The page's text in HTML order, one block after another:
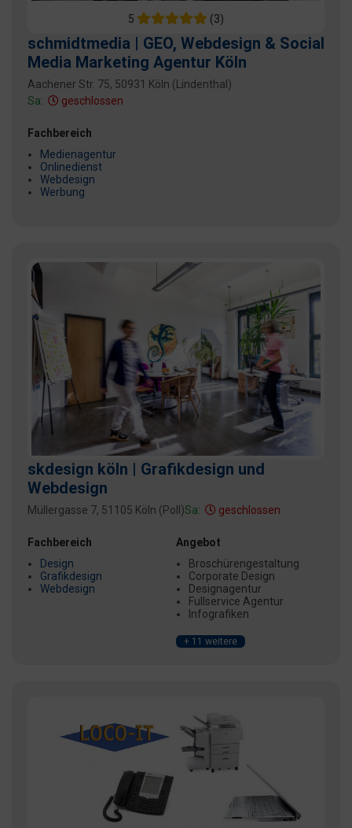
5 (3)
schmidtmedia | GEO, Webdesign & Social
Media Marketing Agentur Köln
Aachener Str. 75, 50931 Köln (Lindenthal)
Sa:
geschlossen
Fachbereich
Medienagentur
Onlinedienst
Webdesign
Werbung
skdesign köln | Grafikdesign und
Webdesign
Müllergasse 7, 51105 Köln (Poll)Sa: geschlossen
Fachbereich
Design
Grafikdesign
Webdesign
Angebot
Broschürengestaltung
Corporate Design
Designagentur
Fullservice Agentur
Infografiken
+ 11 weitere